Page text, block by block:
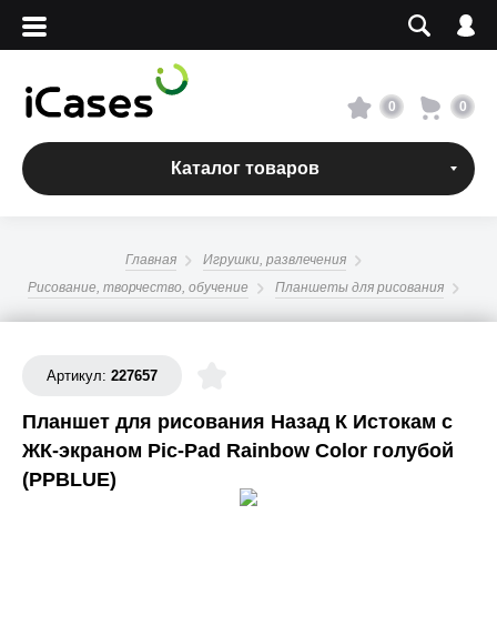
Вход
Сервисный центр
О магазине
Адреса магазинов
+7 495 960-31-54
+7 800 500-31-47
0 0
Каталог товаров
Главная
Игрушки, развлечения
Рисование, творчество, обучение
Планшеты для рисования
Артикул: 227657
Планшет для рисования Назад К Истокам с
ЖК-экраном Pic-Pad Rainbow Color голубой
(PPBLUE)